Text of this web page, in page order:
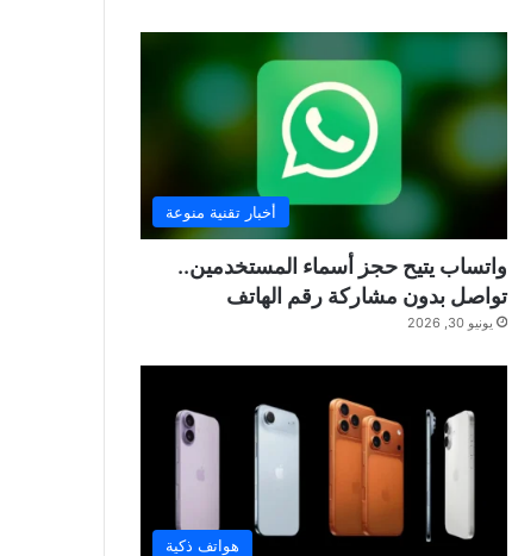
أخبار تقنية منوعة
واتساب يتيح حجز أسماء المستخدمين..
تواصل بدون مشاركة رقم الهاتف
يونيو 30, 2026
هواتف ذكية